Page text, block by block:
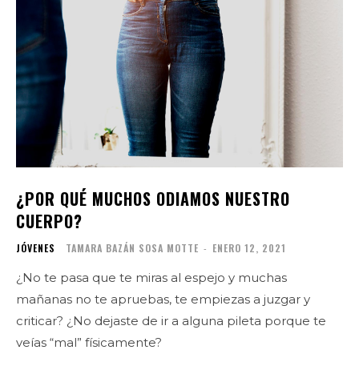
¿POR QUÉ MUCHOS ODIAMOS NUESTRO
CUERPO?
JÓVENES TAMARA BAZÁN SOSA MOTTE - ENERO 12, 2021
¿No te pasa que te miras al espejo y muchas
mañanas no te apruebas, te empiezas a juzgar y
criticar? ¿No dejaste de ir a alguna pileta porque te
veías “mal” físicamente?